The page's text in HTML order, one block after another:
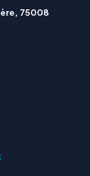
75008